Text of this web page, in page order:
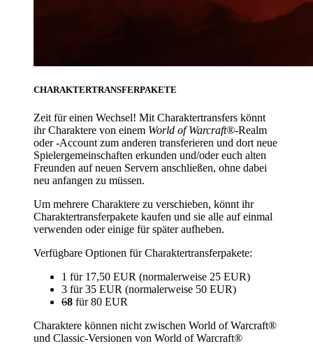
CHARAKTERTRANSFERPAKETE
Zeit für einen Wechsel! Mit Charaktertransfers könnt
ihr Charaktere von einem World of Warcraft®-Realm
oder -Account zum anderen transferieren und dort neue
Spielergemeinschaften erkunden und/oder euch alten
Freunden auf neuen Servern anschließen, ohne dabei
neu anfangen zu müssen.
Um mehrere Charaktere zu verschieben, könnt ihr
Charaktertransferpakete kaufen und sie alle auf einmal
verwenden oder einige für später aufheben.
Verfügbare Optionen für Charaktertransferpakete:
1 für 17,50 EUR (normalerweise 25 EUR)
3 für 35 EUR (normalerweise 50 EUR)
68 für 80 EUR
Charaktere können nicht zwischen World of Warcraft®
und Classic-Versionen von World of Warcraft®